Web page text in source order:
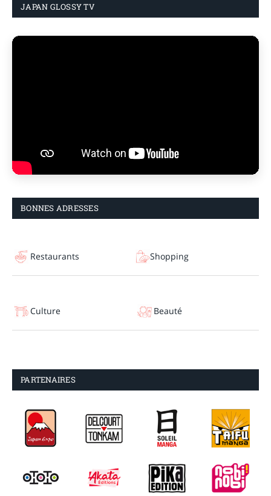
JAPAN GLOSSY TV
BONNES ADRESSES
Restaurants Shopping
Culture Beauté
PARTENAIRES